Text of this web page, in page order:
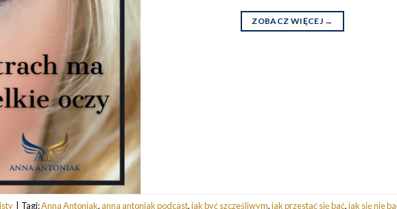
ZOBACZ WIĘCEJ →
Tagi:Anna Antoniak,anna antoniak podcast,jak być szcześliwym,jak przestać się bać,jak się nie